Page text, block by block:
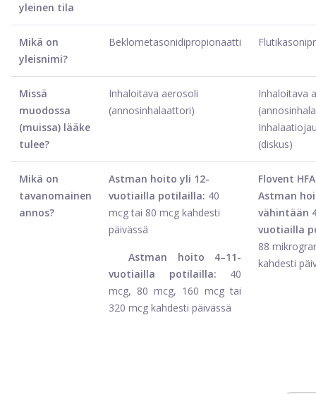
yleinen tila
Mikä on
yleisnimi?
Beklometasonidipropionaatti
Missä
muodossa
(muissa) lääke
tulee?
Inhaloitava aerosoli
(annosinhalaattori)
Inhaloitava
(diskus)
Mikä on
tavanomainen
annos?
Astman hoito yli 12-
vuotiailla potilailla: 40
mcg tai 80 mcg kahdesti
päivässä
Astman hoito 4–11-
vuotiailla potilailla: 40
mcg, 80 mcg, 160 mcg tai
320 mcg kahdesti päivässä
Flovent HFA
Astman
vähintään
vuotiailla
88
kahdesti